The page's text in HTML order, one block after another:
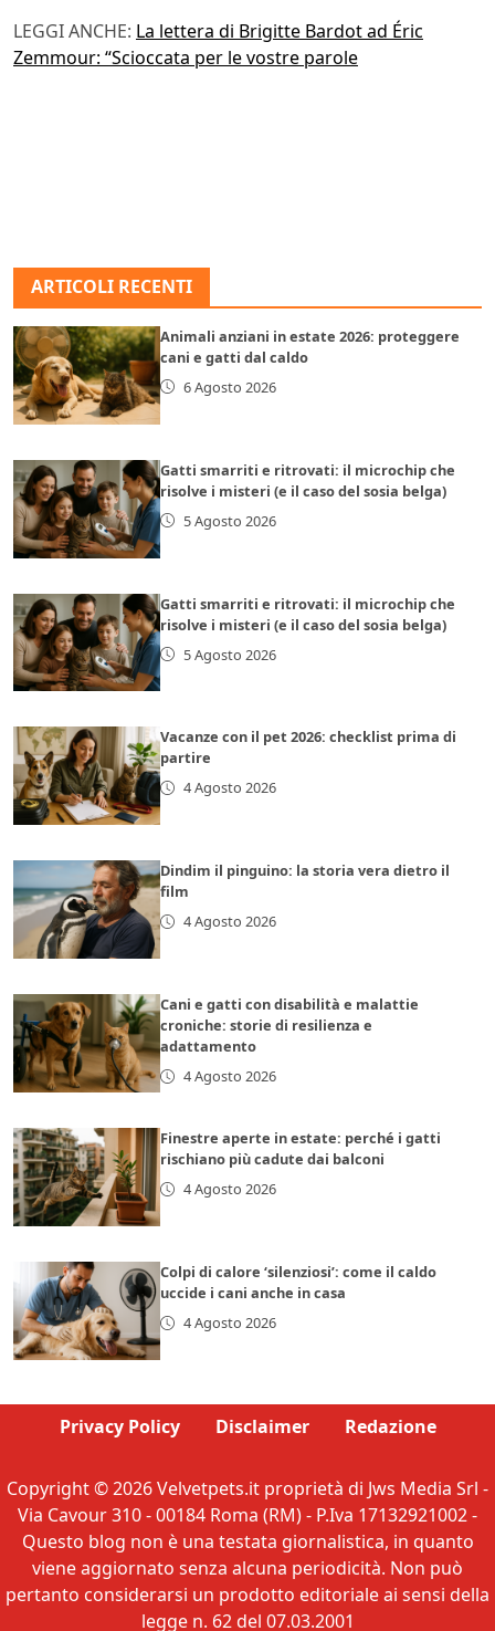
LEGGI ANCHE: La lettera di Brigitte Bardot ad Éric
Zemmour: “Scioccata per le vostre parole
ARTICOLI RECENTI
Animali anziani in estate 2026: proteggere
cani e gatti dal caldo
6 Agosto 2026
Gatti smarriti e ritrovati: il microchip che
risolve i misteri (e il caso del sosia belga)
5 Agosto 2026
Gatti smarriti e ritrovati: il microchip che
risolve i misteri (e il caso del sosia belga)
5 Agosto 2026
Vacanze con il pet 2026: checklist prima di
partire
4 Agosto 2026
Dindim il pinguino: la storia vera dietro il
film
4 Agosto 2026
Cani e gatti con disabilità e malattie
croniche: storie di resilienza e
adattamento
4 Agosto 2026
Finestre aperte in estate: perché i gatti
rischiano più cadute dai balconi
4 Agosto 2026
Colpi di calore ‘silenziosi’: come il caldo
uccide i cani anche in casa
4 Agosto 2026
Privacy Policy Disclaimer Redazione
Copyright © 2026 Velvetpets.it proprietà di Jws Media Srl -
Via Cavour 310 - 00184 Roma (RM) - P.Iva 17132921002 -
Questo blog non è una testata giornalistica, in quanto
viene aggiornato senza alcuna periodicità. Non può
pertanto considerarsi un prodotto editoriale ai sensi della
legge n. 62 del 07.03.2001